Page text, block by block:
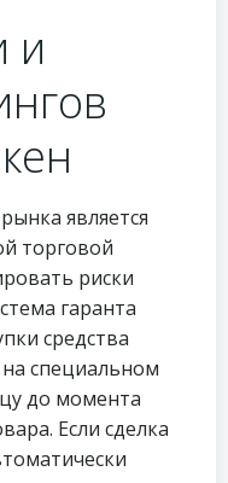
и
является
торговой
риски
гаранта
средства
специальном
до момента
Если сделка